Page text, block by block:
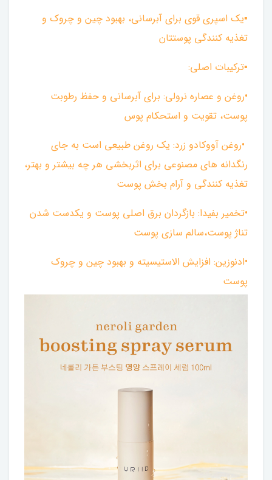
▪︎یک اسپری قوی برای آبرسانی، بهبود چین و چروک و
تغذیه کنندگی پوستتان
▪︎ترکیبات اصلی:
•روغن و عصاره نرولی: برای آبرسانی و حفظ رطوبت
پوست، تقویت و استحکام پوس
•روغن آووکادو زرد: یک روغن طبیعی است به جای
رنگدانه های مصنوعی برای اثربخشی هر چه بیشتر و بهتر،
تغذیه کنندگی و آرام بخش پوست
•تخمیر بفیدا: بازگردان برق اصلی پوست و یکدست شدن
تناژ پوست،سالم سازی پوست
•ادنوزین: افزایش الاستیسیته و بهبود چین و چروک
پوست